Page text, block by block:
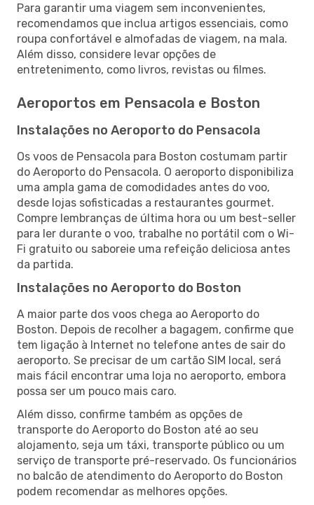
Para garantir uma viagem sem inconvenientes,
recomendamos que inclua artigos essenciais, como
roupa confortável e almofadas de viagem, na mala.
Além disso, considere levar opções de
entretenimento, como livros, revistas ou filmes.
Aeroportos em Pensacola e Boston
Instalações no Aeroporto do Pensacola
Os voos de Pensacola para Boston costumam partir
do Aeroporto do Pensacola. O aeroporto disponibiliza
uma ampla gama de comodidades antes do voo,
desde lojas sofisticadas a restaurantes gourmet.
Compre lembranças de última hora ou um best-seller
para ler durante o voo, trabalhe no portátil com o Wi-
Fi gratuito ou saboreie uma refeição deliciosa antes
da partida.
Instalações no Aeroporto do Boston
A maior parte dos voos chega ao Aeroporto do
Boston. Depois de recolher a bagagem, confirme que
tem ligação à Internet no telefone antes de sair do
aeroporto. Se precisar de um cartão SIM local, será
mais fácil encontrar uma loja no aeroporto, embora
possa ser um pouco mais caro.
Além disso, confirme também as opções de
transporte do Aeroporto do Boston até ao seu
alojamento, seja um táxi, transporte público ou um
serviço de transporte pré-reservado. Os funcionários
no balcão de atendimento do Aeroporto do Boston
podem recomendar as melhores opções.